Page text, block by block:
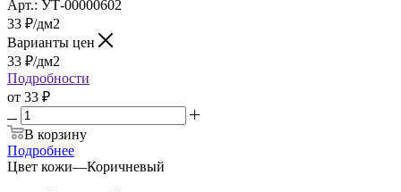
Арт.: УТ-00000602
33 ₽/дм2
Варианты цен
33 ₽/дм2
Подробности
от 33 ₽
В корзину
Подробнее
Цвет кожи—Коричневый